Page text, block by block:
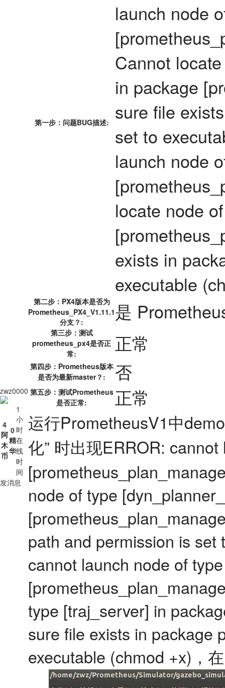
zwz0000
4
阿
木
币
0
精
华
1
小
时
在
线
时
间
发消息
第一步：问题BUG描述:
launch node
Cannot
in package
sure file
set to
launch node
locate node
exists in
executable
第二步：PX4版本是否为
Prometheus_PX4_V1.11.1
分支？:
是
第三步：测试
prometheus_px4是否正
常:
正常
第四步：Prometheus版本
是否为最新master？:
否
第五步：测试Prometheus
是否正常:
正常
运行PrometheusV1中
化” 时出现ERROR:
node of type
path and permission is
cannot launch node of type
type [traj_server] in
sure file exists in package
executable (chmod +x)，